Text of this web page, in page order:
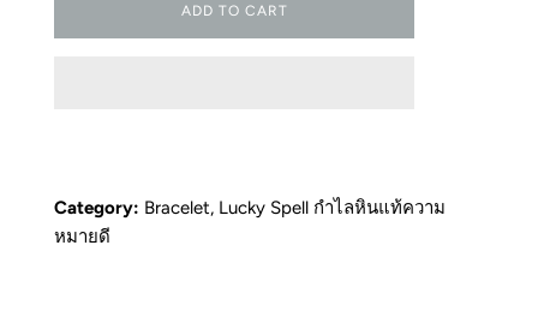
ADD TO CART
Category: Bracelet, Lucky Spell กำไลหินแท้ความ
หมายดี